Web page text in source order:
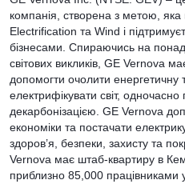
компанія, створена з метою,
Electrification та Wind і
бізнесами. Спираючись на понад
світових викликів, GE Vernova
допомогти очолити
електрифікувати світ,
декарбонізацією. GE Vernova
економіки та постачати
здоров’я, безпеки, захисту та
Vernova має штаб-квартиру в
приблизно 85,000 працівниками